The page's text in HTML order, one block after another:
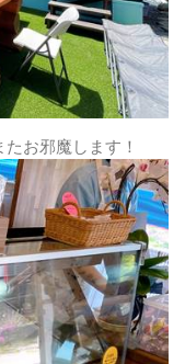
お邪魔します！